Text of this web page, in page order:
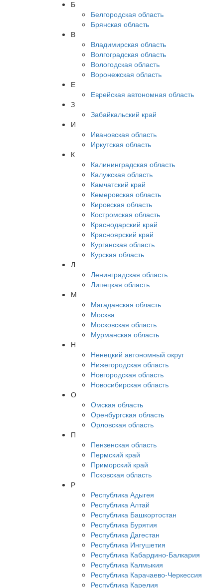
Б
Белгородская область
Брянская область
В
Владимирская область
Волгоградская область
Вологодская область
Воронежская область
Е
Еврейская автономная область
З
Забайкальский край
И
Ивановская область
Иркутская область
К
Калининградская область
Калужская область
Камчатский край
Кемеровская область
Кировская область
Костромская область
Краснодарский край
Красноярский край
Курганская область
Курская область
Л
Ленинградская область
Липецкая область
М
Магаданская область
Москва
Московская область
Мурманская область
Н
Ненецкий автономный округ
Нижегородская область
Новгородская область
Новосибирская область
О
Омская область
Оренбургская область
Орловская область
П
Пензенская область
Пермский край
Приморский край
Псковская область
Р
Республика Адыгея
Республика Алтай
Республика Башкортостан
Республика Бурятия
Республика Дагестан
Республика Ингушетия
Республика Кабардино-Балкария
Республика Калмыкия
Республика Карачаево-Черкессия
Республика Карелия